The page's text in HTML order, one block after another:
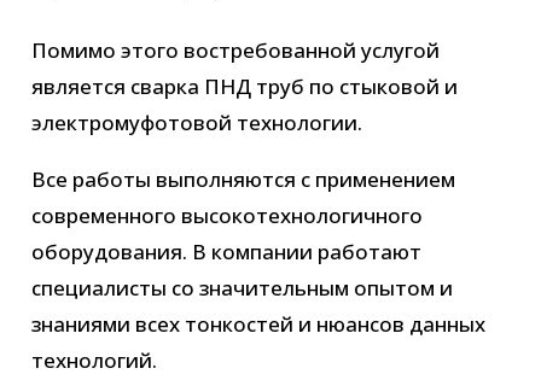
Помимо этого востребованной услугой
является сварка ПНД труб по стыковой и
электромуфотовой технологии.
Все работы выполняются с применением
современного высокотехнологичного
оборудования. В компании работают
специалисты со значительным опытом и
знаниями всех тонкостей и нюансов данных
технологий.